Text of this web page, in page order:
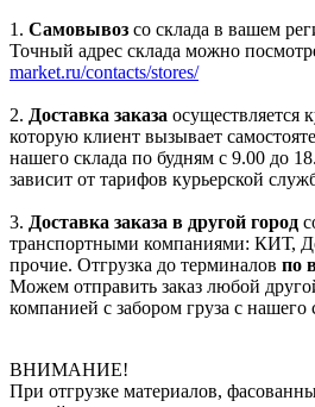
1. Самовывоз со склада в вашем
Точный адрес склада можно
market.ru/contacts/stores/
2. Доставка заказа осуществляется
которую клиент вызывает
нашего склада по будням с 9.00 до
зависит от тарифов курьерской
3. Доставка заказа в другой город
транспортными компаниями: КИТ,
прочие. Отгрузка до терминалов по
Можем отправить заказ любой
компанией с забором груза с нашего
ВНИМАНИЕ!
При отгрузке материалов,